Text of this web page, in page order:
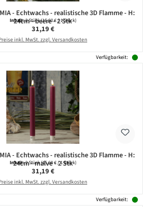
- Echtwachs - realistische 3D Flamme - H:
24cm - beere - 2 Stk
Inhalt:2 Stück(15,60 € / 1 Stück)
Regulärer Preis:
31,19 €
inkl. MwSt. zzgl. Versandkosten
Verfügbarkeit:
- Echtwachs - realistische 3D Flamme - H:
24cm - malve - 2 Stk
Inhalt:2 Stück(15,60 € / 1 Stück)
Regulärer Preis:
31,19 €
inkl. MwSt. zzgl. Versandkosten
Verfügbarkeit: